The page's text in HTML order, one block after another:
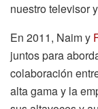
nuestro televisor
En 2011, Naim y
juntos para
colaboración
alta gama y la